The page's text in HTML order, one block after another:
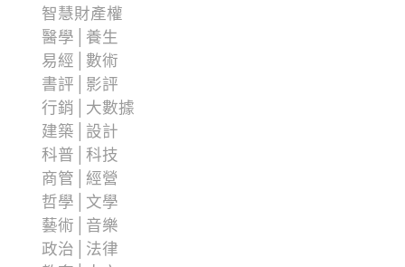
智慧財產權
醫學│養生
易經│數術
書評│影評
行銷│大數據
建築│設計
科普│科技
商管│經營
哲學│文學
藝術│音樂
政治│法律